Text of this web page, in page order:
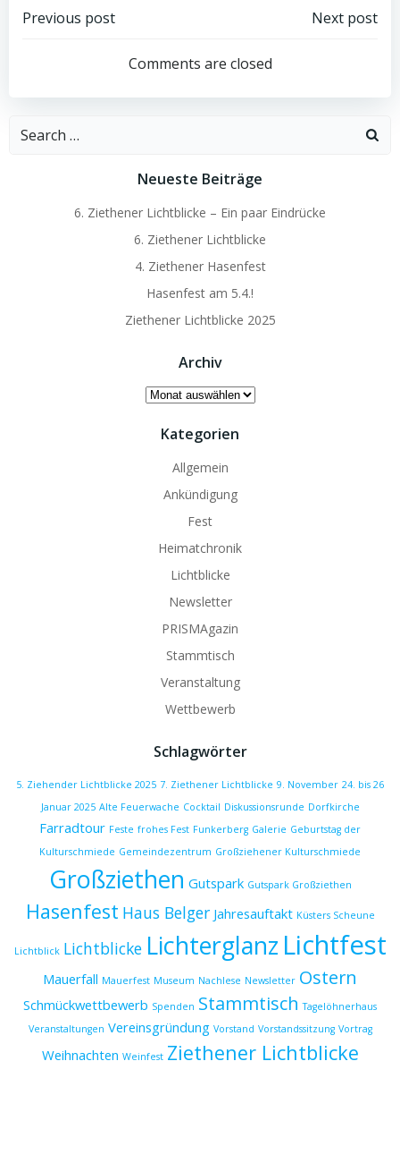
Post
navigation
Previous post
navigation
Next post
Comments are closed
Search
Neueste Beiträge
6. Ziethener Lichtblicke – Ein paar Eindrücke
6. Ziethener Lichtblicke
4. Ziethener Hasenfest
Hasenfest am 5.4.!
Ziethener Lichtblicke 2025
Archiv
Archiv
Kategorien
Allgemein
Ankündigung
Fest
Heimatchronik
Lichtblicke
Newsletter
PRISMAgazin
Stammtisch
Veranstaltung
Wettbewerb
Schlagwörter
5. Ziehender Lichtblicke 2025 7. Ziethener Lichtblicke 9. November 24. bis 26
Januar 2025 Alte Feuerwache Cocktail Diskussionsrunde Dorfkirche
Farradtour Feste frohes Fest Funkerberg Galerie Geburtstag der
Kulturschmiede Gemeindezentrum Großziehener Kulturschmiede
Großziethen Gutspark Gutspark Großziethen
Hasenfest Haus Belger Jahresauftakt Küsters Scheune
Lichtblick Lichtblicke Lichterglanz Lichtfest
Mauerfall Mauerfest Museum Nachlese Newsletter Ostern
Schmückwettbewerb Spenden Stammtisch Tagelöhnerhaus
Veranstaltungen Vereinsgründung Vorstand Vorstandssitzung Vortrag
Weihnachten Weinfest Ziethener Lichtblicke